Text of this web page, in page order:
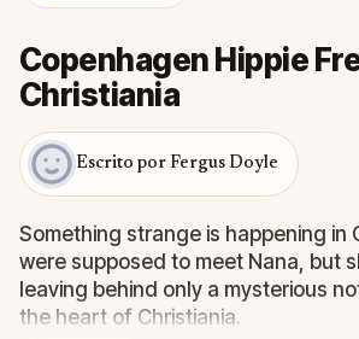
Copenhagen Hippie
Christiania
Escrito por Fergus Doyle
Something strange is happening in
were supposed to meet Nana, but
leaving behind only a mysterious
the heart of Christiania.